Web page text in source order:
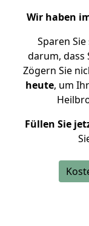
Wir haben
Sparen
darum, dass
Zögern Sie
heute, um
Füllen Sie